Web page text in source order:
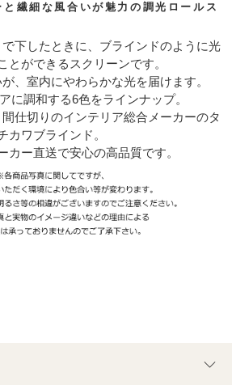
繊細な風合いが魅力の調光ロールス
下したときに、ブラインドのように光
とができるスクリーンです。
、室内にやわらかな光を届けます。
に調和する6色をラインナップ。
仕切りのインテリア総合メーカーのタ
カワブラインド。
カー直送で安心の高品質です。